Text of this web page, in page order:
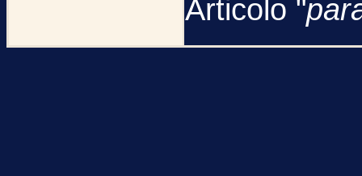
Articolo "